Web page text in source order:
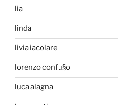
lia
linda
livia iacolare
lorenzo confu§o
luca alagna